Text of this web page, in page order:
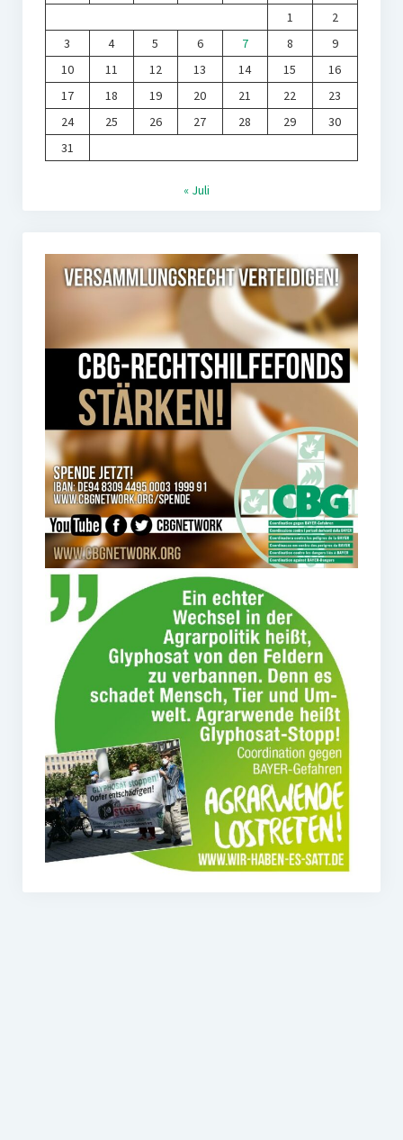
1
2
3
4 5 6 7 8
9
10
11 12 13 14 15
16
17
18 19 20 21 22
23
24
25 26 27 28 29
30
31
« Juli